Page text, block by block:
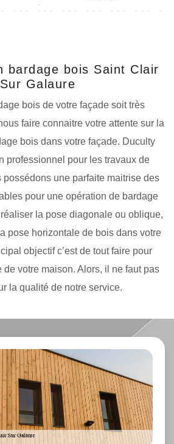
bardage bois Saint Clair
Sur Galaure
bois de votre façade soit très
faire connaitre votre attente sur la
bois dans votre façade. Duculty
professionnel pour les travaux de
possédons une parfaite maitrise des
pour une opération de bardage
la pose diagonale ou oblique,
pose horizontale de bois dans votre
objectif c’est de tout faire pour
de votre maison. Alors, il ne faut pas
la qualité de notre service.